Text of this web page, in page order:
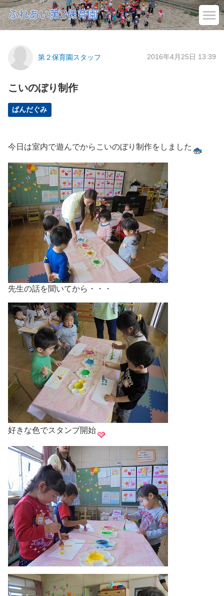
第２保育園スタッフ 2016年4月25日 13:39
こいのぼり制作
ぱんだぐみ
今日は室内で遊んでからこいのぼり制作をしました
先生の話を聞いてから・・・
好きな色でスタンプ開始